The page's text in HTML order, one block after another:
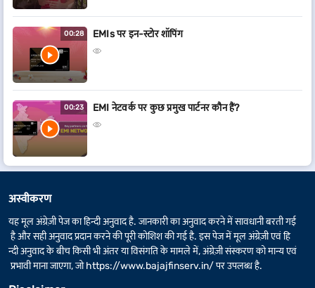
00:28 EMIs पर इन-स्टोर शॉपिंग
00:23 EMI नेटवर्क पर कुछ प्रमुख पार्टनर कौन हैं?
अस्वीकरण
यह मूल अंग्रेज़ी पेज का हिन्दी अनुवाद है. जानकारी का अनुवाद करने में सावधानी बरती गई
है और सही अनुवाद प्रदान करने की पूरी कोशिश की गई है. इस पेज में मूल अंग्रेज़ी एवं हि
न्दी अनुवाद के बीच किसी भी अंतर या विसंगति के मामले में, अंग्रेज़ी संस्करण को मान्य एवं
प्रभावी माना जाएगा, जोhttps://www.bajajfinserv.in/पर उपलब्ध है.